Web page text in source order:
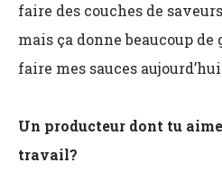
faire des couches de
mais ça donne beaucoup
faire mes sauces
Un producteur dont tu
travail?